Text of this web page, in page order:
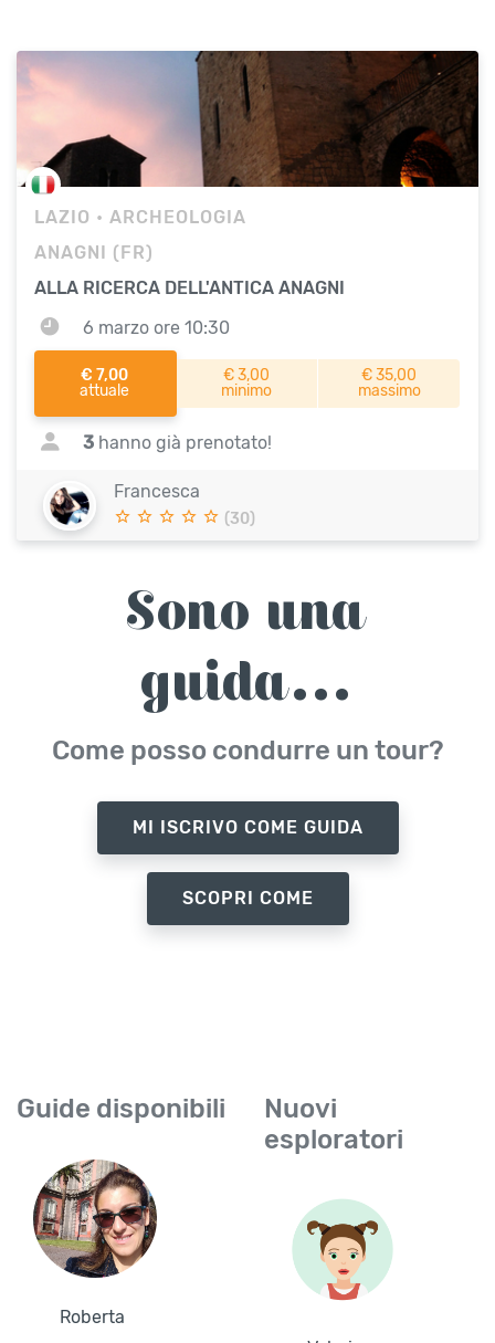
LAZIO • ARCHEOLOGIA
ANAGNI (FR)
ALLA RICERCA DELL'ANTICA ANAGNI
6 marzo ore 10:30
€ 7,00
attuale
€ 3,00
minimo
€ 35,00
massimo
3 hanno già prenotato!
Francesca
(30)
Sono una
guida...
Come posso condurre un tour?
MI ISCRIVO COME GUIDA
SCOPRI COME
Guide disponibili
Roberta
Nuovi
esploratori